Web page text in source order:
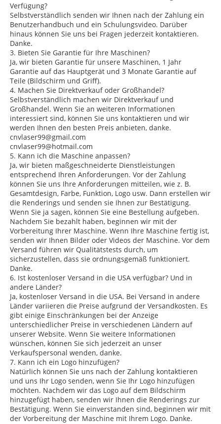
Verfügung?
Selbstverständlich senden wir Ihnen nach der Zahlung ein
Benutzerhandbuch und ein Schulungsvideo. Darüber
hinaus können Sie uns bei Fragen jederzeit kontaktieren.
Danke.
3. Bieten Sie Garantie für Ihre Maschinen?
Ja, wir bieten Garantie für unsere Maschinen, 1 Jahr
Garantie auf das Hauptgerät und 3 Monate Garantie auf
Teile (Bildschirm und Griff).
4. Machen Sie Direktverkauf oder Großhandel?
Selbstverständlich machen wir Direktverkauf und
Großhandel. Wenn Sie an weiteren Informationen
interessiert sind, können Sie uns kontaktieren und wir
werden Ihnen den besten Preis anbieten, danke.
cnvlaser99@gmail.com
cnvlaser99@hotmail.com
5. Kann ich die Maschine anpassen?
Ja, wir bieten maßgeschneiderte Dienstleistungen
entsprechend Ihren Anforderungen. Vor der Zahlung
können Sie uns Ihre Anforderungen mitteilen, wie z. B.
Gesamtdesign, Farbe, Funktion, Logo usw. Dann erstellen wir
die Renderings und senden sie Ihnen zur Bestätigung.
Wenn Sie ja sagen, können Sie eine Bestellung aufgeben.
Nachdem Sie bezahlt haben, beginnen wir mit der
Vorbereitung Ihrer Maschine. Wenn Ihre Maschine fertig ist,
senden wir Ihnen Bilder oder Videos der Maschine. Vor dem
Versand führen wir Qualitätstests durch, um
sicherzustellen, dass sie ordnungsgemäß funktioniert.
Danke.
6. Ist kostenloser Versand in die USA verfügbar? Und in
andere Länder?
Ja, kostenloser Versand in die USA. Bei Versand in andere
Länder variieren die Preise aufgrund der Versandkosten. Es
gibt einige Einschränkungen bei der Anzeige
unterschiedlicher Preise in verschiedenen Ländern auf
unserer Website. Wenn Sie weitere Informationen
wünschen, können Sie sich jederzeit an unser
Verkaufspersonal wenden, danke.
7. Kann ich ein Logo hinzufügen?
Natürlich können Sie uns nach der Zahlung kontaktieren
und uns Ihr Logo senden, wenn Sie Ihr Logo hinzufügen
möchten. Nachdem wir das Logo auf dem Bildschirm
hinzugefügt haben, senden wir Ihnen die Renderings zur
Bestätigung. Wenn Sie einverstanden sind, beginnen wir mit
der Vorbereitung der Maschine mit Ihrem Logo. Danke.